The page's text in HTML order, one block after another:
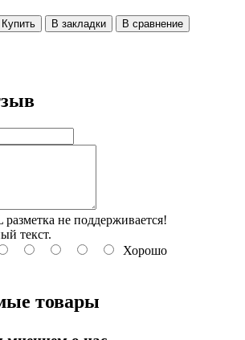
Купить В закладки В сравнение
не поддерживается!
текст.
Хорошо
товары